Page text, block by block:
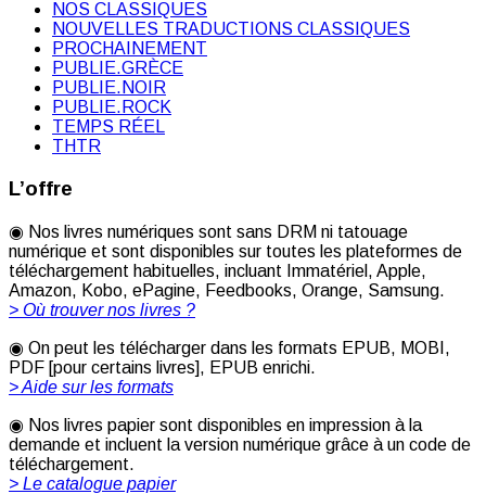
NOS CLASSIQUES
NOUVELLES TRADUCTIONS CLASSIQUES
PROCHAINEMENT
PUBLIE.GRÈCE
PUBLIE.NOIR
PUBLIE.ROCK
TEMPS RÉEL
THTR
L’offre
◉ Nos livres numériques sont sans DRM ni tatouage
numérique et sont disponibles sur toutes les plateformes de
téléchargement habituelles, incluant Immatériel, Apple,
Amazon, Kobo, ePagine, Feedbooks, Orange, Samsung.
> Où trouver nos livres ?
◉ On peut les télécharger dans les formats EPUB, MOBI,
PDF [pour certains livres], EPUB enrichi.
> Aide sur les formats
◉ Nos livres papier sont disponibles en impression à la
demande et incluent la version numérique grâce à un code de
téléchargement.
> Le catalogue papier